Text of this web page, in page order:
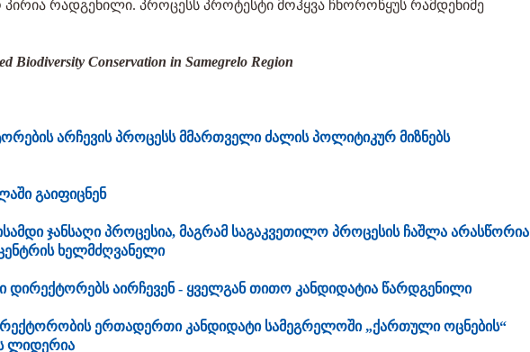
რადგენილი. პროცესს პროტესტი მოჰყვა ჩხოროწყუს რამდენიმე
Biodiversity Conservation in Samegrelo Region
არჩევის პროცესს მმართველი ძალის პოლიტიკურ მიზნებს
გაიფიცნენ
ჯანსაღი პროცესია, მაგრამ საგაკვეთილო პროცესის ჩაშლა არასწორია
ხელმძღვანელი
დირექტორებს აირჩევენ - ყველგან თითო კანდიდატია წარდგენილი
ერთადერთი კანდიდატი სამეგრელოში „ქართული ოცნების“
ლიდერია